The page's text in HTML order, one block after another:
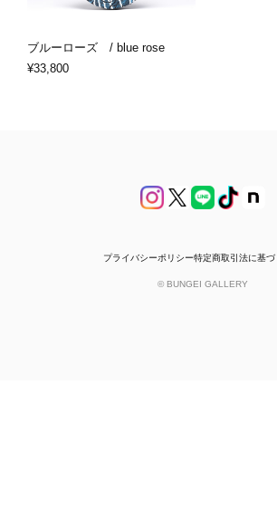
ブルーローズ / blue rose
¥33,800
プライバシーポリシー特定商取引法に基づ
© BUNGEI GALLERY